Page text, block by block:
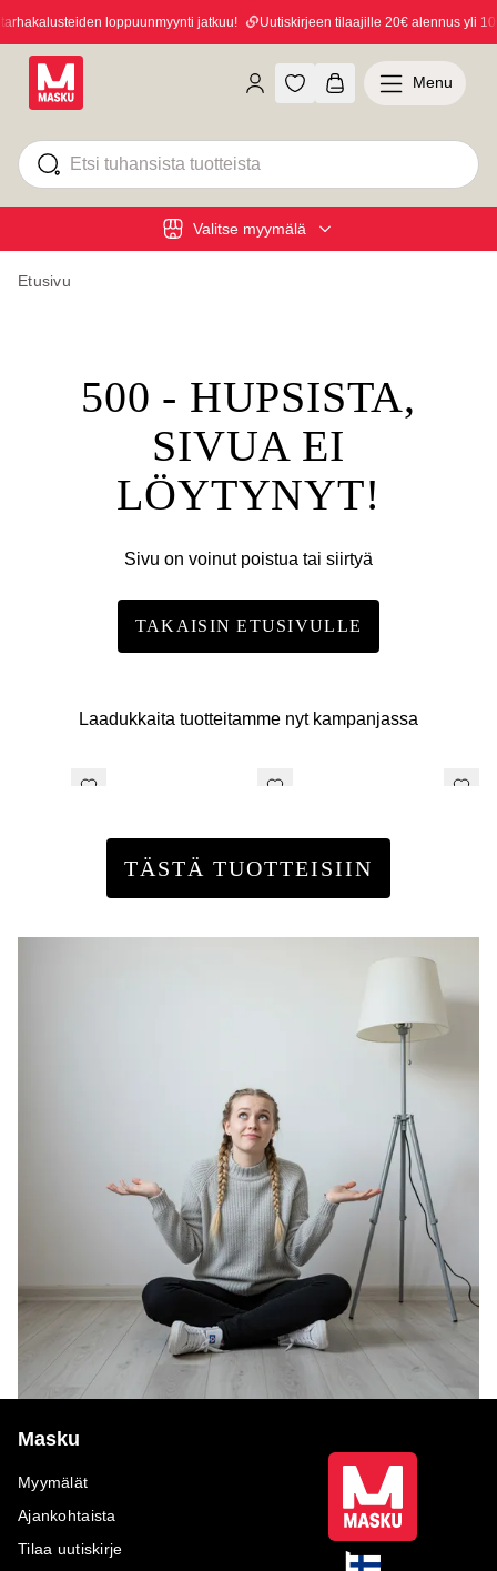
loppuunmyynti jatkuu! Uutiskirjeen tilaajille 20€ alennus yli
Valitse myymälä
Menu
Etusivu
500 - HUPSISTA,
SIVUA EI
LÖYTYNYT!
Sivu on voinut poistua tai siirtyä
TAKAISIN ETUSIVULLE
Laadukkaita tuotteitamme nyt kampanjassa
TÄSTÄ TUOTTEISIIN
Masku
Myymälät
Ajankohtaista
Tilaa uutiskirje